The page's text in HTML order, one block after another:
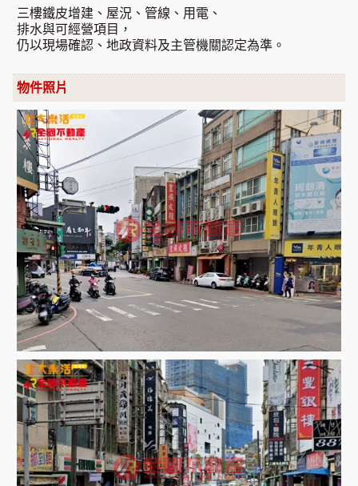
三樓鐵皮增建、屋況、管線、用電、
排水與可經營項目，
仍以現場確認、地政資料及主管機關認定為準。
物件照片